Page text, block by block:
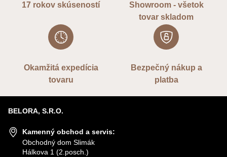
17 rokov skúseností
Showroom - všetok
tovar skladom
Okamžitá expedícia
tovaru
Bezpečný nákup a
platba
BELORA, S.R.O.
Kamenný obchod a servis:
Obchodný dom Slimák
Hálkova 1 (2.posch.)